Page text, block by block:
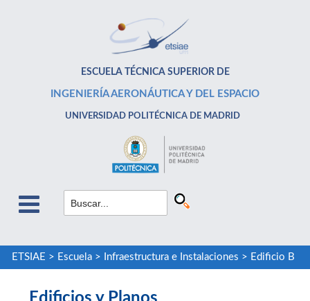
ESCUELA TÉCNICA SUPERIOR DE
INGENIERÍA AERONÁUTICA Y DEL ESPACIO
UNIVERSIDAD POLITÉCNICA DE MADRID
ETSIAE > Escuela> Infraestructura e Instalaciones > Edificio B